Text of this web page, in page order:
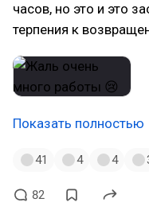
часов, но это и это
терпения к
Показать полностью
41 4 4
82